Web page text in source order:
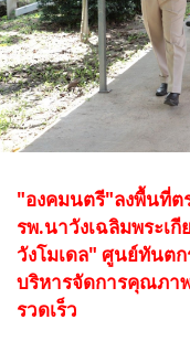
"องคมนตรี"ลงพื้นที่ต
รพ.นาวังเฉลิมพระเ
วังโมเดล" ศูนย์ทันต
บริหารจัดการคุณภา
รวดเร็ว